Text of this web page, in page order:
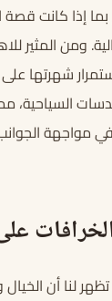
بما إذا كانت
ومن المثير
شهرتها على
السياحية،
مواجهة
لنا أن